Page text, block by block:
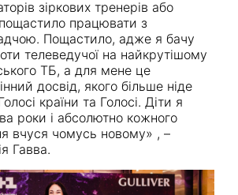
зіркових тренерів або
працювати з
Пощастило, адже я бачу
телеведучої на найкрутішому
ТБ, а для мене це
досвід, якого більше ніде
країни та Голосі. Діти я
роки і абсолютно кожного
вчуся чомусь новому» , –
Гавва.